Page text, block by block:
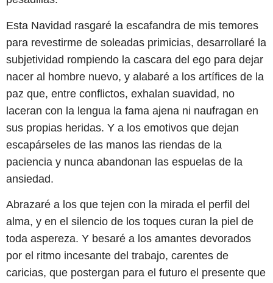
Esta Navidad rasgaré la escafandra de mis temores
para revestirme de soleadas primicias, desarrollaré la
subjetividad rompiendo la cascara del ego para dejar
nacer al hombre nuevo, y alabaré a los artífices de la
paz que, entre conflictos, exhalan suavidad, no
laceran con la lengua la fama ajena ni naufragan en
sus propias heridas. Y a los emotivos que dejan
escapárseles de las manos las riendas de la
paciencia y nunca abandonan las espuelas de la
ansiedad.
Abrazaré a los que tejen con la mirada el perfil del
alma, y en el silencio de los toques curan la piel de
toda aspereza. Y besaré a los amantes devorados
por el ritmo incesante del trabajo, carentes de
caricias, que postergan para el futuro el presente que